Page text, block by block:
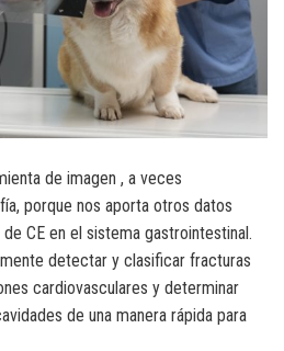
de imagen , a veces
porque nos aporta otros datos
CE en el sistema gastrointestinal.
detectar y clasificar fracturas
cardiovasculares y determinar
de una manera rápida para